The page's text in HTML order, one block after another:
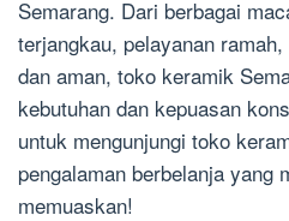
Semarang. Dari berbagai
terjangkau, pelayanan
dan aman, toko keramik
kebutuhan dan kepuasan
untuk mengunjungi toko
pengalaman berbelanja yang
memuaskan!